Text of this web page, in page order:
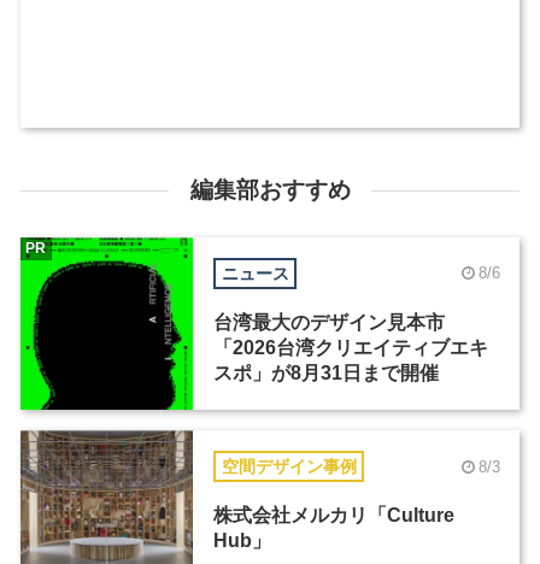
編集部おすすめ
ニュース 8/6
台湾最大のデザイン見本市
「2026台湾クリエイティブエキ
スポ」が8月31日まで開催
PR
空間デザイン事例 8/3
株式会社メルカリ「Culture
Hub」